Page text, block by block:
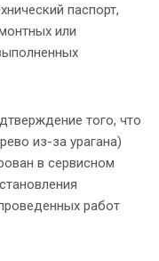
паспорт,
или
того, что
из-за урагана)
в сервисном
работ